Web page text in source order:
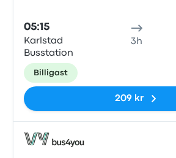
05:15
Karlstad
Busstation
3h
Billigast
209 kr